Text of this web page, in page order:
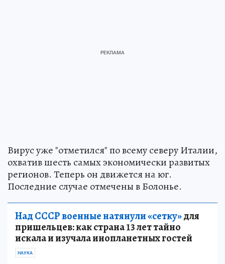
Вирус уже "отметился" по всему северу Италии,
охватив шесть самых экономически развитых
регионов. Теперь он движется на юг.
Последние случае отмечены в Болонье.
Над СССР военные натянули «сетку»для
пришельцев: как страна 13 лет тайно
искала и изучала инопланетных гостей
НАУКА